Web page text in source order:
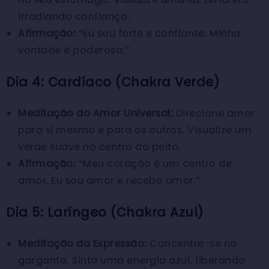
irradiando confiança.
Afirmação: “Eu sou forte e confiante. Minha
vontade é poderosa.”
Dia 4: Cardíaco (Chakra Verde)
Meditação do Amor Universal: Direcione amor
para si mesmo e para os outros. Visualize um
verde suave no centro do peito.
Afirmação: “Meu coração é um centro de
amor. Eu sou amor e recebo amor.”
Dia 5: Laríngeo (Chakra Azul)
Meditação da Expressão: Concentre-se na
garganta. Sinta uma energia azul, liberando